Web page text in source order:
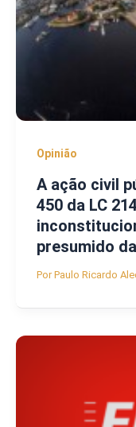
Opinião
A ação civil
450 da LC
presumido
PorPaulo Ricardo